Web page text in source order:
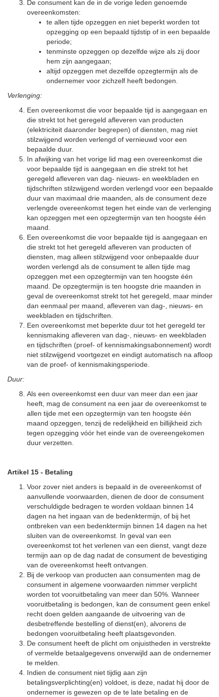
De consument kan de in de vorige leden genoemde
overeenkomsten:
te allen tijde opzeggen en niet beperkt worden tot
opzegging op een bepaald tijdstip of in een bepaalde
periode;
tenminste opzeggen op dezelfde wijze als zij door
hem zijn aangegaan;
altijd opzeggen met dezelfde opzegtermijn als de
ondernemer voor zichzelf heeft bedongen.
Verlenging:
Een overeenkomst die voor bepaalde tijd is aangegaan en
die strekt tot het geregeld afleveren van producten
(elektriciteit daaronder begrepen) of diensten, mag niet
stilzwijgend worden verlengd of vernieuwd voor een
bepaalde duur.
In afwijking van het vorige lid mag een overeenkomst die
voor bepaalde tijd is aangegaan en die strekt tot het
geregeld afleveren van dag- nieuws- en weekbladen en
tijdschriften stilzwijgend worden verlengd voor een bepaalde
duur van maximaal drie maanden, als de consument deze
verlengde overeenkomst tegen het einde van de verlenging
kan opzeggen met een opzegtermijn van ten hoogste één
maand.
Een overeenkomst die voor bepaalde tijd is aangegaan en
die strekt tot het geregeld afleveren van producten of
diensten, mag alleen stilzwijgend voor onbepaalde duur
worden verlengd als de consument te allen tijde mag
opzeggen met een opzegtermijn van ten hoogste één
maand. De opzegtermijn is ten hoogste drie maanden in
geval de overeenkomst strekt tot het geregeld, maar minder
dan eenmaal per maand, afleveren van dag-, nieuws- en
weekbladen en tijdschriften.
Een overeenkomst met beperkte duur tot het geregeld ter
kennismaking afleveren van dag-, nieuws- en weekbladen
en tijdschriften (proef- of kennismakingsabonnement) wordt
niet stilzwijgend voortgezet en eindigt automatisch na afloop
van de proef- of kennismakingsperiode.
Duur:
Als een overeenkomst een duur van meer dan een jaar
heeft, mag de consument na een jaar de overeenkomst te
allen tijde met een opzegtermijn van ten hoogste één
maand opzeggen, tenzij de redelijkheid en billijkheid zich
tegen opzegging vóór het einde van de overeengekomen
duur verzetten.
Artikel 15 - Betaling
Voor zover niet anders is bepaald in de overeenkomst of
aanvullende voorwaarden, dienen de door de consument
verschuldigde bedragen te worden voldaan binnen 14
dagen na het ingaan van de bedenktermijn, of bij het
ontbreken van een bedenktermijn binnen 14 dagen na het
sluiten van de overeenkomst. In geval van een
overeenkomst tot het verlenen van een dienst, vangt deze
termijn aan op de dag nadat de consument de bevestiging
van de overeenkomst heeft ontvangen.
Bij de verkoop van producten aan consumenten mag de
consument in algemene voorwaarden nimmer verplicht
worden tot vooruitbetaling van meer dan 50%. Wanneer
vooruitbetaling is bedongen, kan de consument geen enkel
recht doen gelden aangaande de uitvoering van de
desbetreffende bestelling of dienst(en), alvorens de
bedongen vooruitbetaling heeft plaatsgevonden.
De consument heeft de plicht om onjuistheden in verstrekte
of vermelde betaalgegevens onverwijld aan de ondernemer
te melden.
Indien de consument niet tijdig aan zijn
betalingsverplichting(en) voldoet, is deze, nadat hij door de
ondernemer is gewezen op de te late betaling en de